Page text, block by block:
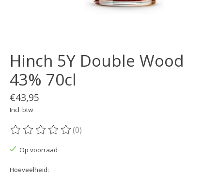
Hinch 5Y Double Wood
43% 70cl
€43,95
Incl. btw
De beoordeling van dit product is
(0)
Op voorraad
Hoeveelheid: